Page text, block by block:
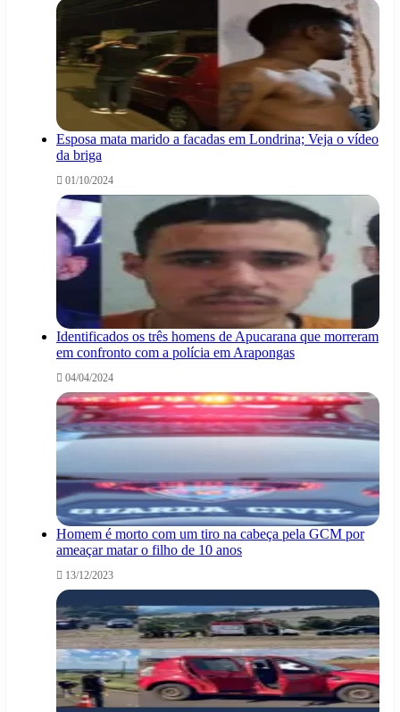
Esposa mata marido a facadas em Londrina; Veja o vídeo
da briga
01/10/2024
Identificados os três homens de Apucarana que morreram
em confronto com a polícia em Arapongas
04/04/2024
Homem é morto com um tiro na cabeça pela GCM por
ameaçar matar o filho de 10 anos
13/12/2023